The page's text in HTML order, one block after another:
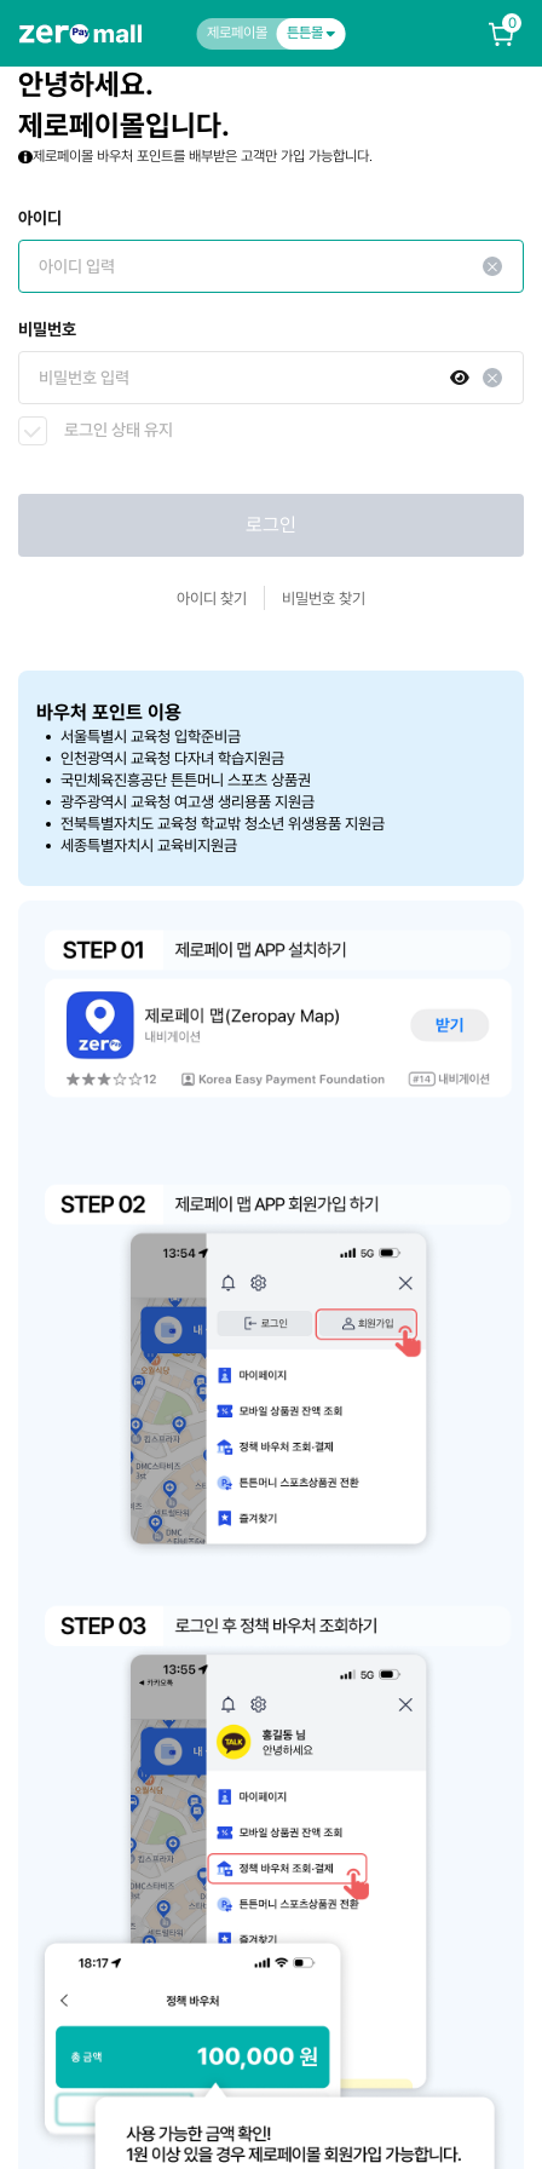
제로페이몰 튼튼몰
0
안녕하세요.
제로페이몰입니다.
제로페이몰 바우처 포인트를 배부받은 고객만 가입 가능합니다.
아이디
비밀번호
로그인 상태 유지
로그인
아이디 찾기 비밀번호 찾기
바우처 포인트 이용
서울특별시 교육청 입학준비금
인천광역시 교육청 다자녀 학습지원금
국민체육진흥공단 튼튼머니 스포츠 상품권
광주광역시 교육청 여고생 생리용품 지원금
전북특별자치도 교육청 학교밖 청소년 위생용품 지원금
세종특별자치시 교육비지원금